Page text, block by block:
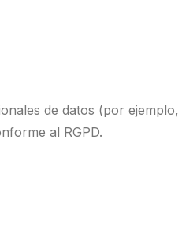
de datos (por
al RGPD.